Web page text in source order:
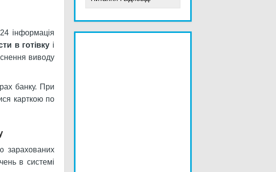
інформація
в готівку і
виводу
банку. При
карткою по
зарахованих
в системі